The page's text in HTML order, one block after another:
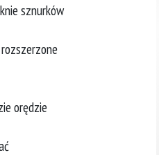
sznurków
orędzie